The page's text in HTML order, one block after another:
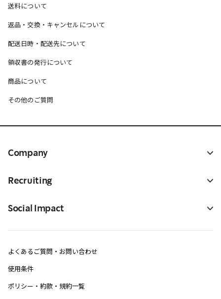
送料について
返品・交換・キャンセルについて
配送日時・配送先について
領収書の発行について
商品について
その他のご質問
Company
Recruiting
Social Impact
よくあるご質問・お問い合わせ
使用条件
ポリシー・約款・規約一覧